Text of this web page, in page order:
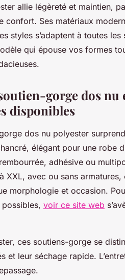
allie légèreté et maintien,
confort. Ses matériaux
styles s’adaptent à toutes
qui épouse vos formes
gorge dos nu
disponibles
dos nu polyester
élégant pour une robe
adhésive ou
XXL, avec ou sans armatures,
morphologie et occasion.
voir ce site web
ces soutiens-gorge se
et leur séchage rapide.